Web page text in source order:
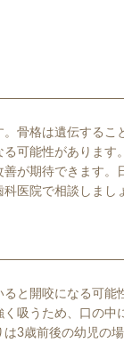
骨格は遺伝するこ
可能性があります。
が期待できます。
医院で相談しまし
と開咬になる可能
吸うため、口の中
3歳前後の幼児の